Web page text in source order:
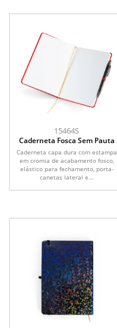
15464S
Caderneta Fosca Sem Pauta
Caderneta capa dura com estampa
em cromia de acabamento fosco,
elástico para fechamento, porta-
canetas lateral e...